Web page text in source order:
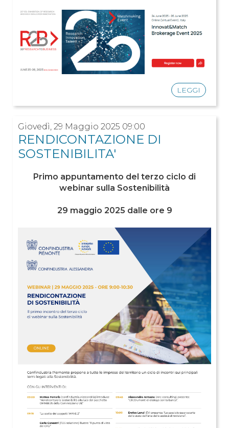
LEGGI
Giovedì, 29 Maggio 2025 09:00
RENDICONTAZIONE DI
SOSTENIBILITA'
Primo appuntamento del terzo ciclo di
webinar sulla Sostenibilità
29 maggio 2025 dalle ore 9